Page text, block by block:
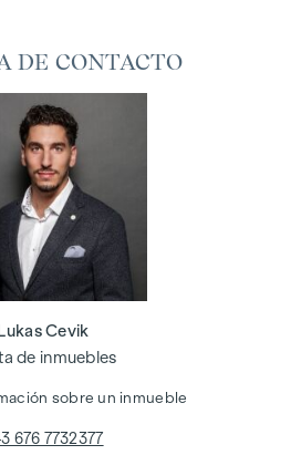
DE CONTACTO
Lukas Cevik
de inmuebles
sobre un inmueble
676 7732377